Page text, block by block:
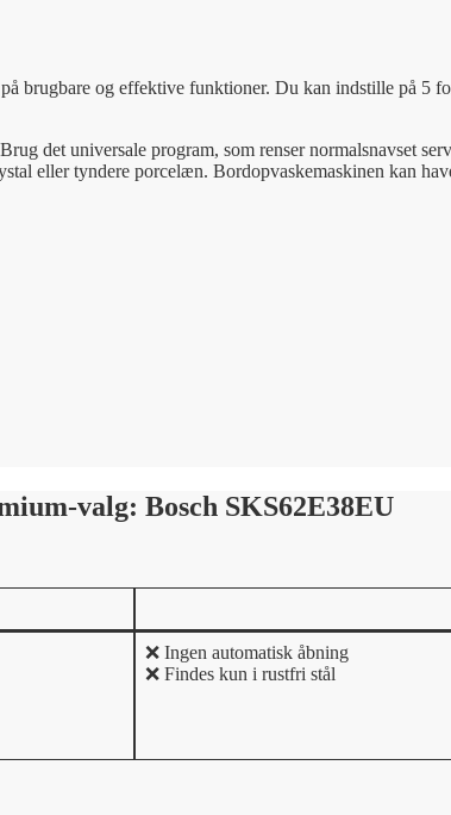
brugbare og effektive funktioner. Du kan indstille på 5
det universale program, som renser normalsnavset
eller tyndere porcelæn. Bordopvaskemaskinen kan
valg: Bosch SKS62E38EU
❌ Ingen automatisk åbning
❌ Findes kun i rustfri stål